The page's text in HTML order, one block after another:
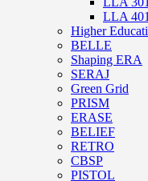
LLA
Higher
BELLE
Shaping ERA
SERAJ
Green Grid
PRISM
ERASE
BELIEF
RETRO
CBSP
PISTOL